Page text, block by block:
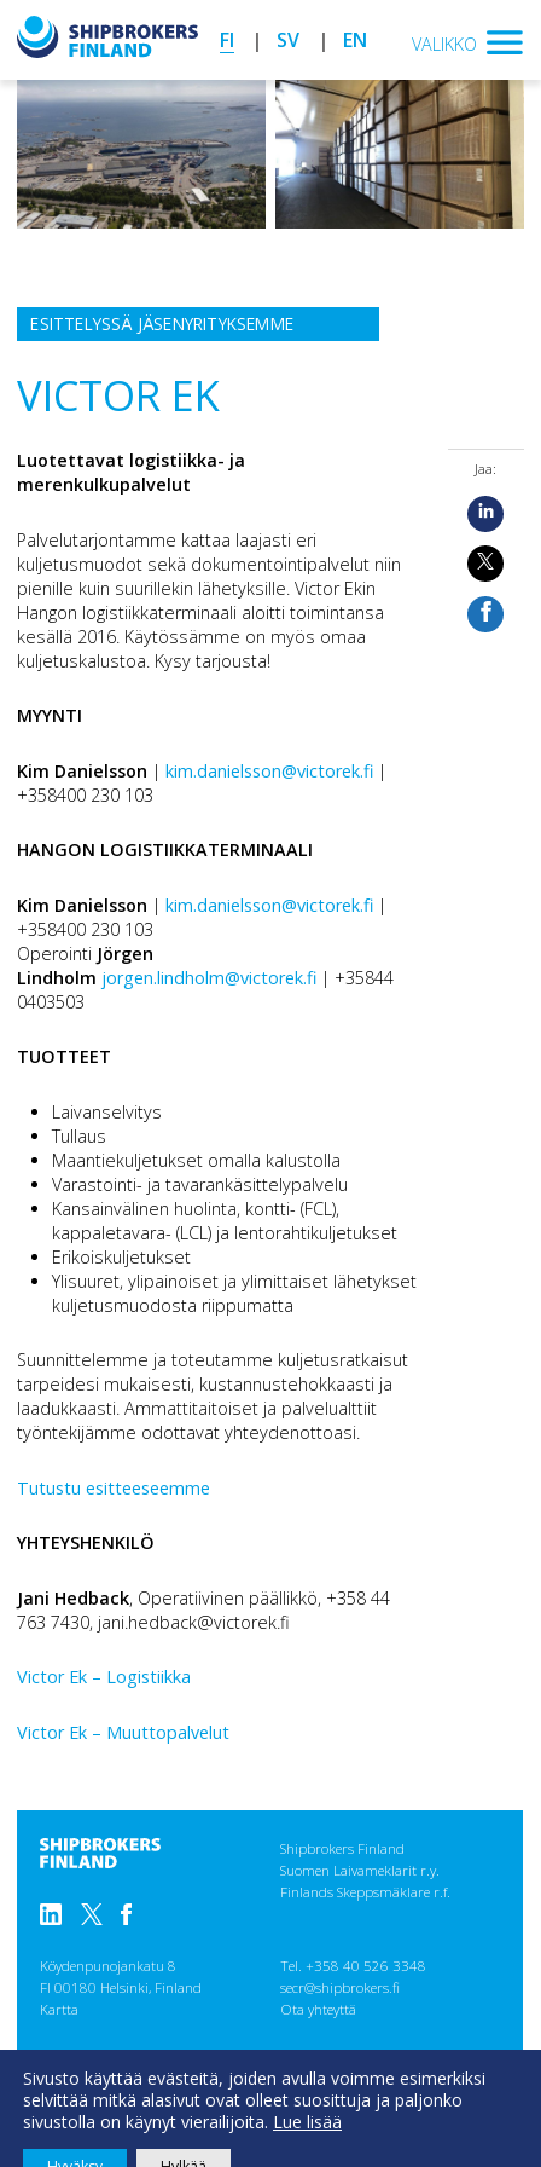
FI SV EN VALIKKO
ESITTELYSSÄ JÄSENYRITYKSEMME
VICTOR EK
Luotettavat logistiikka- ja
merenkulkupalvelut
Palvelutarjontamme kattaa laajasti eri
kuljetusmuodot sekä dokumentointipalvelut niin
pienille kuin suurillekin lähetyksille. Victor Ekin
Hangon logistiikkaterminaali aloitti toimintansa
kesällä 2016. Käytössämme on myös omaa
kuljetuskalustoa. Kysy tarjousta!
MYYNTI
Kim Danielsson |kim.danielsson@victorek.fi |
+358400 230 103
HANGON LOGISTIIKKATERMINAALI
Kim Danielsson |kim.danielsson@victorek.fi |
+358400 230 103
Operointi Jörgen
Lindholm jorgen.lindholm@victorek.fi | +35844
0403503
TUOTTEET
Laivanselvitys
Tullaus
Maantiekuljetukset omalla kalustolla
Varastointi- ja tavarankäsittelypalvelu
Kansainvälinen huolinta, kontti- (FCL),
kappaletavara- (LCL) ja lentorahtikuljetukset
Erikoiskuljetukset
Ylisuuret, ylipainoiset ja ylimittaiset lähetykset
kuljetusmuodosta riippumatta
Suunnittelemme ja toteutamme kuljetusratkaisut
tarpeidesi mukaisesti, kustannustehokkaasti ja
laadukkaasti. Ammattitaitoiset ja palvelualttiit
työntekijämme odottavat yhteydenottoasi.
Tutustu esitteeseemme
YHTEYSHENKILÖ
Jani Hedback, Operatiivinen päällikkö, +358 44
763 7430, jani.hedback@victorek.fi
Victor Ek – Logistiikka
Victor Ek – Muuttopalvelut
Jaa:
Shipbrokers Finland
Suomen Laivameklarit r.y.
Finlands Skeppsmäklare r.f.
Köydenpunojankatu 8
FI 00180 Helsinki, Finland
Kartta
Tel. +358 40 526 3348
secr@shipbrokers.fi
Ota yhteyttä
CONDITIONS
Evästeseloste
Sivusto käyttää evästeitä, joiden avulla voimme esimerkiksi
selvittää mitkä alasivut ovat olleet suosittuja ja paljonko
sivustolla on käynyt vierailijoita. Lue lisää